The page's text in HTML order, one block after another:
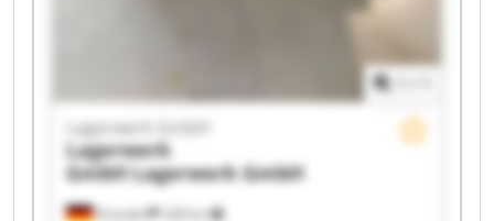
Dresden 228 km
Lagerwerk GmbH
Lagerwerk
GmbHLagerwerk GmbH